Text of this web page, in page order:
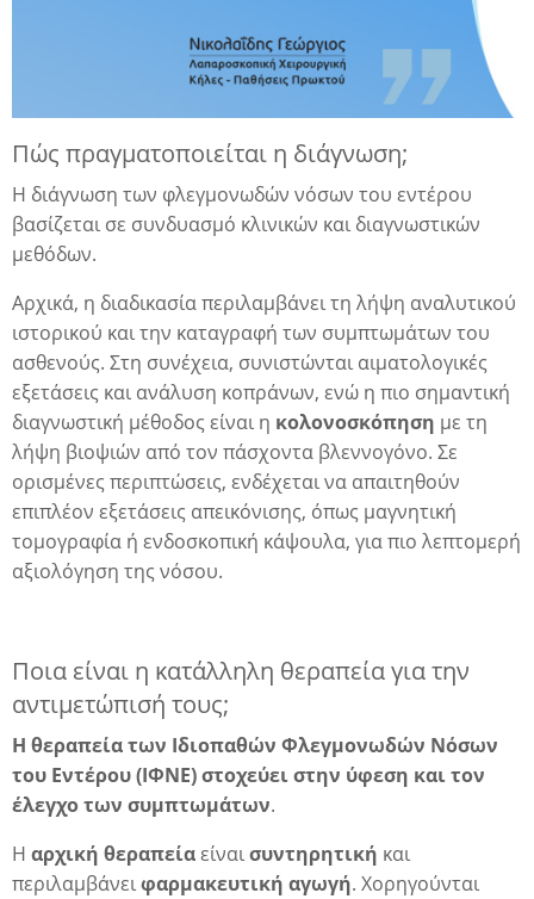
Πώς πραγματοποιείται η διάγνωση;
Η διάγνωση των φλεγμονωδών νόσων του εντέρου
βασίζεται σε συνδυασμό κλινικών και διαγνωστικών
μεθόδων.
Αρχικά, η διαδικασία περιλαμβάνει τη λήψη αναλυτικού
ιστορικού και την καταγραφή των συμπτωμάτων του
ασθενούς. Στη συνέχεια, συνιστώνται αιματολογικές
εξετάσεις και ανάλυση κοπράνων, ενώ η πιο σημαντική
διαγνωστική μέθοδος είναι η κολονοσκόπηση με τη
λήψη βιοψιών από τον πάσχοντα βλεννογόνο. Σε
ορισμένες περιπτώσεις, ενδέχεται να απαιτηθούν
επιπλέον εξετάσεις απεικόνισης, όπως μαγνητική
τομογραφία ή ενδοσκοπική κάψουλα, για πιο λεπτομερή
αξιολόγηση της νόσου.
Ποια είναι η κατάλληλη θεραπεία για την
αντιμετώπισή τους;
Η θεραπεία των Ιδιοπαθών Φλεγμονωδών Νόσων
του Εντέρου (ΙΦΝΕ) στοχεύει στην ύφεση και τον
έλεγχο των συμπτωμάτων.
Η αρχική θεραπείαείναισυντηρητική και
περιλαμβάνειφαρμακευτική αγωγή. Χορηγούνται